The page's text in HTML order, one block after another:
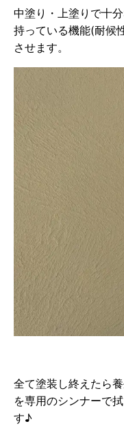
中塗り・上塗りで十
持っている機能(耐候
させます。
全て塗装し終えたら
を専用のシンナーで
す♪